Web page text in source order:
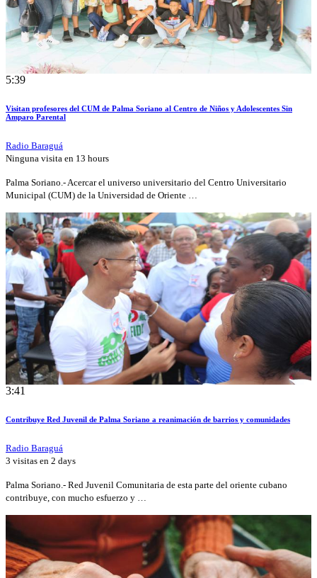
5:39
Visitan profesores del CUM de Palma Soriano al Centro de Niños y Adolescentes Sin
Amparo Parental
Radio Baraguá
Ninguna visita en 13 hours
Palma Soriano.- Acercar el universo universitario del Centro Universitario
Municipal (CUM) de la Universidad de Oriente …
3:41
Contribuye Red Juvenil de Palma Soriano a reanimación de barrios y comunidades
Radio Baraguá
3 visitas en 2 days
Palma Soriano.- Red Juvenil Comunitaria de esta parte del oriente cubano
contribuye, con mucho esfuerzo y …